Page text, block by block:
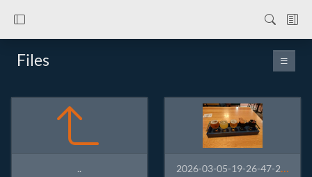
Files
.. 2026-03-05-19-26-47-200.jpg